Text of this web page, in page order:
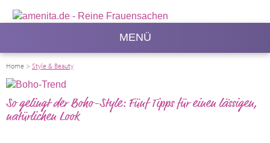
MENÜ
Home > Style & Beauty
So gelingt der Boho-Style: Fünf Tipps für einen lässigen,
natürlichen Look